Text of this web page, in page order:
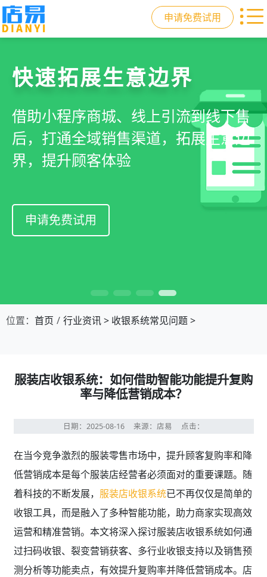
申请免费试用
门店收银，就用店易
智慧收银+商品库存+会员增长+小程序
商城，一套系统解决开店管店及业绩
增长难题
申请免费试用
重塑门店运营体验
从极速收银、全渠道库存同步到订单
统一处理，重构门店运营流程，实现
降本增效与业绩突破
申请免费试用
驱动私域会员增长
从支付即会员、精准营销到优惠券互
通，驱动私域流量沉淀和会员复购，
提升忠诚度和营销效果
申请免费试用
快速拓展生意边界
借助小程序商城、线上引流到线下售
后，打通全域销售渠道，拓展生意边
界，提升顾客体验
申请免费试用
位置： 首页 行业资讯> 收银系统常见问题>
服装店收银系统：如何借助智能功能提升复购
率与降低营销成本？
日期：2025-08-16 来源：店易 点击：
在当今竞争激烈的服装零售市场中，提升顾客复购率和降
低营销成本是每个服装店经营者必须面对的重要课题。随
着科技的不断发展， 服装店收银系统已不再仅仅是简单的
收银工具，而是融入了多种智能功能，助力商家实现高效
运营和精准营销。本文将深入探讨服装店收银系统如何通
过扫码收银、裂变营销获客、多行业收银支持以及销售预
测分析等功能卖点，有效提升复购率并降低营销成本。店